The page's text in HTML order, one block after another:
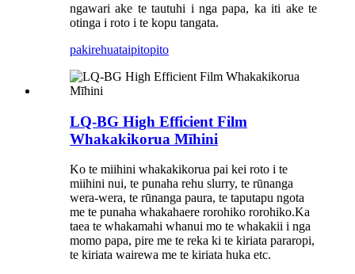
ngawari ake te tautuhi i nga papa, ka iti ake te
otinga i roto i te kopu tangata.
pakirehuataipitopito
LQ-BG High Efficient Film
Whakakikorua Mīhini
Ko te miihini whakakikorua pai kei roto i te
miihini nui, te punaha rehu slurry, te rūnanga
wera-wera, te rūnanga paura, te taputapu ngota
me te punaha whakahaere rorohiko rorohiko.Ka
taea te whakamahi whanui mo te whakakii i nga
momo papa, pire me te reka ki te kiriata pararopi,
te kiriata wairewa me te kiriata huka etc.